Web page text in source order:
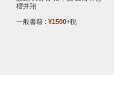
櫻井翔
一般書籍 : ¥1500+税